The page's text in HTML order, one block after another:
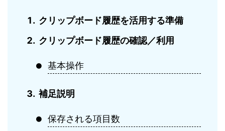
クリップボード履歴を活用する準備
クリップボード履歴の確認／利用
基本操作
補足説明
保存される項目数